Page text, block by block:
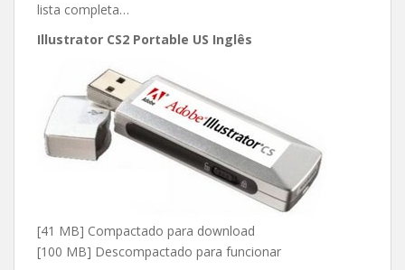
lista completa…
Illustrator CS2 Portable US Inglês
[41 MB] Compactado para download
[100 MB] Descompactado para funcionar